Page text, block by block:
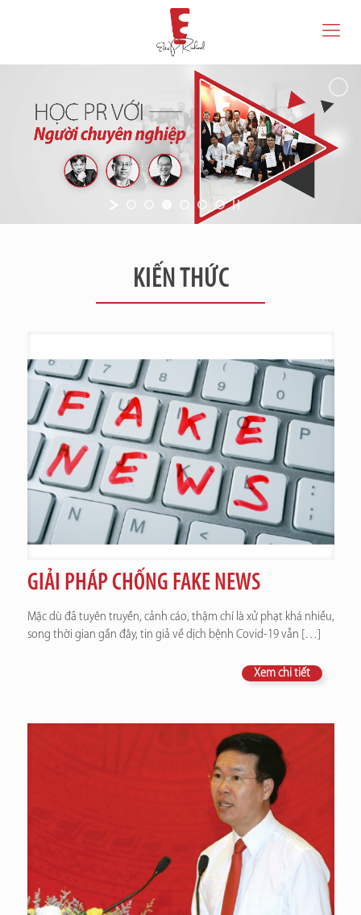
KIẾN THỨC
GIẢI PHÁP CHỐNG FAKE NEWS
Mặc dù đã tuyên truyền, cảnh cáo, thậm chí là xử phạt khá nhiều,
song thời gian gần đây, tin giả về dịch bệnh Covid-19 vẫn […]
Xem chi tiết